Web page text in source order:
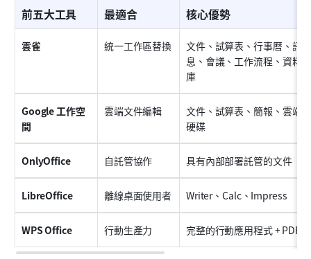
前五大工具 最適合 核心優勢
雲雀 統一工作區替換
文件、試算表、行事曆、訊
息、會議、工作流程、資料
庫
Google 工作空
間
雲端文件編輯
文件、試算表、簡報、雲端
硬碟
OnlyOffice 自託管協作 具有內部部署託管的文件
LibreOffice 離線桌面使用者 Writer、Calc、Impress
WPS Office 行動生產力 完整的行動應用程式 + PDF